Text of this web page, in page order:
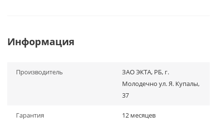
Информация
Производитель
ЗАО ЭКТА, РБ, г.
Молодечно ул. Я. Купалы,
37
Гарантия 12 месяцев